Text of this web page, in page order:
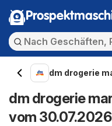
dm drogerie
dm drogerie
vom 30.07.2026